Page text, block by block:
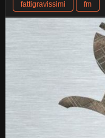
fattigravissimi
fm